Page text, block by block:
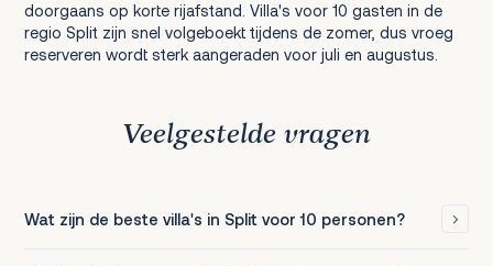
doorgaans op korte rijafstand. Villa's voor 10 gasten in de
regio Split zijn snel volgeboekt tijdens de zomer, dus vroeg
reserveren wordt sterk aangeraden voor juli en augustus.
Veelgestelde vragen
Wat zijn de beste villa's in Split voor 10 personen?